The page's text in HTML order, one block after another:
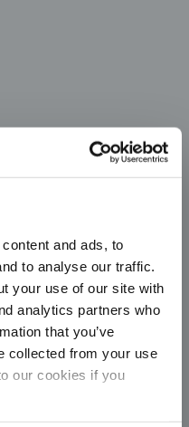
and ads, to
to analyse our traffic.
your use of our site with
analytics partners who
that you’ve
collected from your use
our cookies if you